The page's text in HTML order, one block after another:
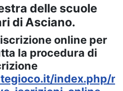
delle scuole
di Asciano.
online per
la procedura di
index.php/